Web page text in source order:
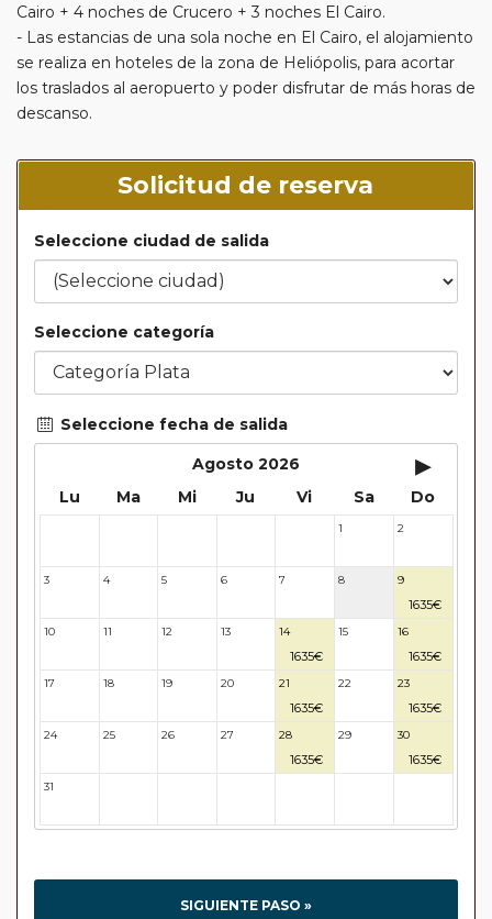
Cairo + 4 noches de Crucero + 3 noches El Cairo.
- Las estancias de una sola noche en El Cairo, el alojamiento
se realiza en hoteles de la zona de Heliópolis, para acortar
los traslados al aeropuerto y poder disfrutar de más horas de
descanso.
Solicitud de reserva
Seleccione ciudad de salida
Seleccione categoría
Seleccione fecha de salida
Agosto 2026
▸
Lu Ma Mi Ju Vi Sa Do
1 2
3 4 5 6 7 8 9
1635€
10 11 12 13 14
1635€
15 16
1635€
17 18 19 20 21
1635€
22 23
1635€
24 25 26 27 28
1635€
29 30
1635€
31
SIGUIENTE PASO »